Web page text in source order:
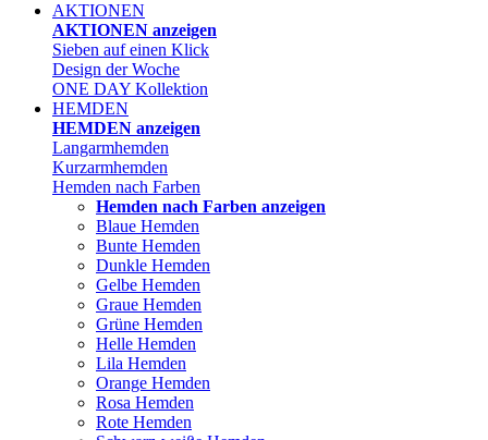
AKTIONEN
AKTIONEN anzeigen
Sieben auf einen Klick
Design der Woche
ONE DAY Kollektion
HEMDEN
HEMDEN anzeigen
Langarmhemden
Kurzarmhemden
Hemden nach Farben
Hemden nach Farben anzeigen
Blaue Hemden
Bunte Hemden
Dunkle Hemden
Gelbe Hemden
Graue Hemden
Grüne Hemden
Helle Hemden
Lila Hemden
Orange Hemden
Rosa Hemden
Rote Hemden